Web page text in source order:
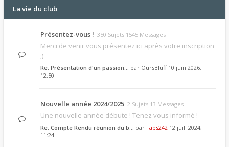
La vie du club
Présentez-vous ! 350 Sujets 1545 Messages
Merci de venir vous présentez ici après votre inscription
;)
Re: Présentation d'un passion… par OursBluff 10 juin 2026,
12:50
Nouvelle année 2024/2025 2 Sujets 13 Messages
Une nouvelle année débute ! Tenez vous informé !
Re: Compte Rendu réunion du b… par Fabs242 12 juil. 2024,
11:24